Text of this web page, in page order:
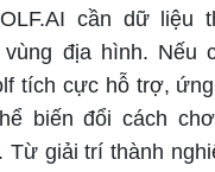
cần dữ liệu
địa hình. Nếu
tích cực hỗ trợ,
biến đổi cách
Từ giải trí thành